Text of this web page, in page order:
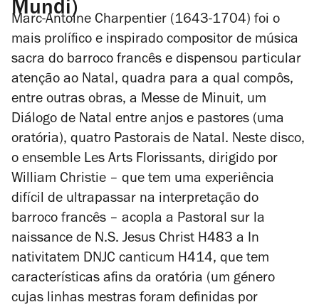
Mundi)
Marc-Antoine Charpentier (1643-1704) foi o
mais prolífico e inspirado compositor de música
sacra do barroco francês e dispensou particular
atenção ao Natal, quadra para a qual compôs,
entre outras obras, a Messe de Minuit, um
Diálogo de Natal entre anjos e pastores (uma
oratória), quatro Pastorais de Natal. Neste disco,
o ensemble Les Arts Florissants, dirigido por
William Christie – que tem uma experiência
difícil de ultrapassar na interpretação do
barroco francês – acopla a Pastoral sur la
naissance de N.S. Jesus Christ H483 a In
nativitatem DNJC canticum H414, que tem
características afins da oratória (um género
cujas linhas mestras foram definidas por